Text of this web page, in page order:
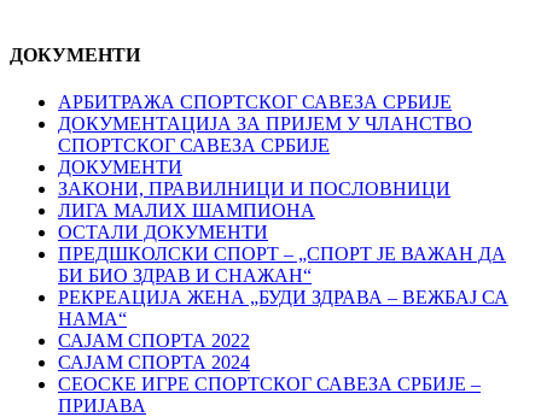
ДОКУМЕНТИ
АРБИТРАЖА СПОРТСКОГ САВЕЗА СРБИЈЕ
ДОКУМЕНТАЦИЈА ЗА ПРИЈЕМ У ЧЛАНСТВО
СПОРТСКОГ САВЕЗА СРБИЈЕ
ДОКУМЕНТИ
ЗАКОНИ, ПРАВИЛНИЦИ И ПОСЛОВНИЦИ
ЛИГА МАЛИХ ШАМПИОНА
ОСТАЛИ ДОКУМЕНТИ
ПРЕДШКОЛСКИ СПОРТ – „СПОРТ ЈЕ ВАЖАН ДА
БИ БИО ЗДРАВ И СНАЖАН“
РЕКРЕАЦИЈА ЖЕНА „БУДИ ЗДРАВА – ВЕЖБАЈ СА
НАМА“
САЈАМ СПОРТА 2022
САЈАМ СПОРТА 2024
СЕОСКЕ ИГРЕ СПОРТСКОГ САВЕЗА СРБИЈЕ –
ПРИЈАВА